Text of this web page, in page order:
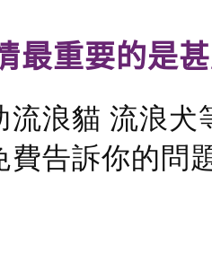
最重要的是
流浪貓 流浪
費告訴你的問